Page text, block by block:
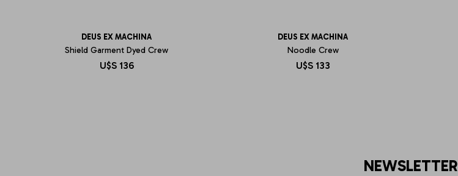
DEUS EX MACHINA
Shield Garment Dyed Crew
U$S 136
DEUS EX MACHINA
Noodle Crew
U$S 133
NEWSLETTER